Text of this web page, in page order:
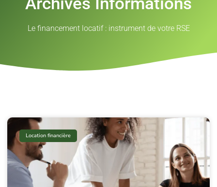
Le financement locatif : instrument de votre RSE
Location financière